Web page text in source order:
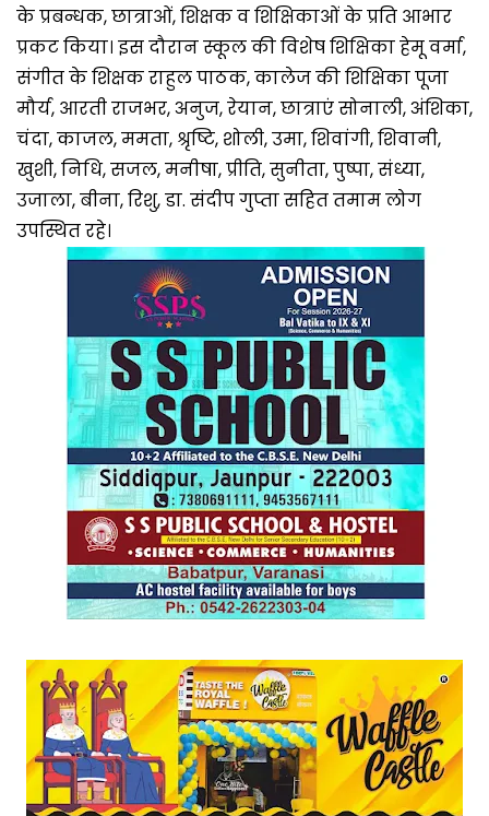
के प्रबन्धक, छात्राओं, शिक्षक व शिक्षिकाओं के प्रति आभार
प्रकट किया। इस दौरान स्कूल की विशेष शिक्षिका हेमू वर्मा,
संगीत के शिक्षक राहुल पाठक, कालेज की शिक्षिका पूजा
मौर्य, आरती राजभर, अनुज, रेयान, छात्राएं सोनाली, अंशिका,
चंदा, काजल, ममता, श्रृष्टि, शोली, उमा, शिवांगी, शिवानी,
खुशी, निधि, सजल, मनीषा, प्रीति, सुनीता, पुष्पा, संध्या,
उजाला, बीना, रिशु, डा. संदीप गुप्ता सहित तमाम लोग
उपस्थित रहे।